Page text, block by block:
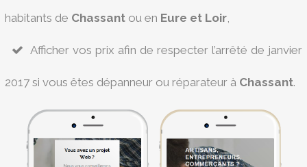
habitants de Chassant ou en Eure et Loir,
Afficher vos prix afin de respecter l’arrêté de janvier
2017 si vous êtes dépanneur ou réparateur à Chassant.